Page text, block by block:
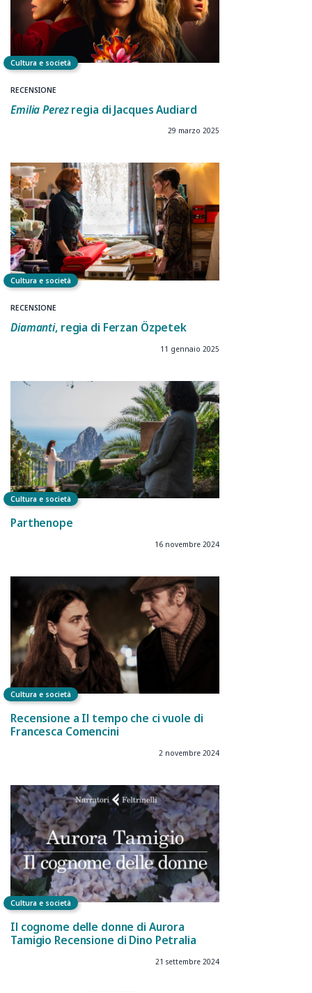
Cultura e società
RECENSIONE
Emilia Perezregia di Jacques Audiard
29 marzo 2025
Cultura e società
RECENSIONE
Diamanti, regia di Ferzan Özpetek
11 gennaio 2025
Cultura e società
Parthenope
16 novembre 2024
Cultura e società
Recensione a Il tempo che ci vuole di
Francesca Comencini
2 novembre 2024
Cultura e società
Il cognome delle donne di Aurora
Tamigio Recensione di Dino Petralia
21 settembre 2024